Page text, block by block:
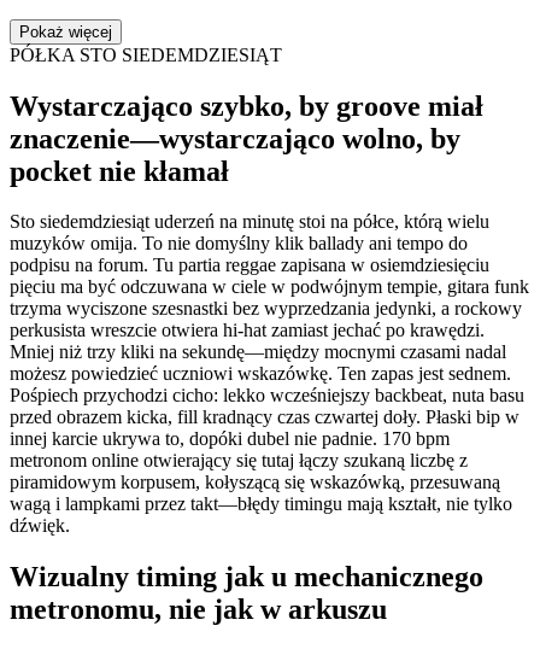
Pokaż więcej
PÓŁKA STO SIEDEMDZIESIĄT
Wystarczająco szybko, by groove miał
znaczenie—wystarczająco wolno, by
pocket nie kłamał
Sto siedemdziesiąt uderzeń na minutę stoi na półce, którą wielu
muzyków omija. To nie domyślny klik ballady ani tempo do
podpisu na forum. Tu partia reggae zapisana w osiemdziesięciu
pięciu ma być odczuwana w ciele w podwójnym tempie, gitara funk
trzyma wyciszone szesnastki bez wyprzedzania jedynki, a rockowy
perkusista wreszcie otwiera hi-hat zamiast jechać po krawędzi.
Mniej niż trzy kliki na sekundę—między mocnymi czasami nadal
możesz powiedzieć uczniowi wskazówkę. Ten zapas jest sednem.
Pośpiech przychodzi cicho: lekko wcześniejszy backbeat, nuta basu
przed obrazem kicka, fill kradnący czas czwartej doły. Płaski bip w
innej karcie ukrywa to, dopóki dubel nie padnie. 170 bpm
metronom online otwierający się tutaj łączy szukaną liczbę z
piramidowym korpusem, kołyszącą się wskazówką, przesuwaną
wagą i lampkami przez takt—błędy timingu mają kształt, nie tylko
dźwięk.
Wizualny timing jak u mechanicznego
metronomu, nie jak w arkuszu